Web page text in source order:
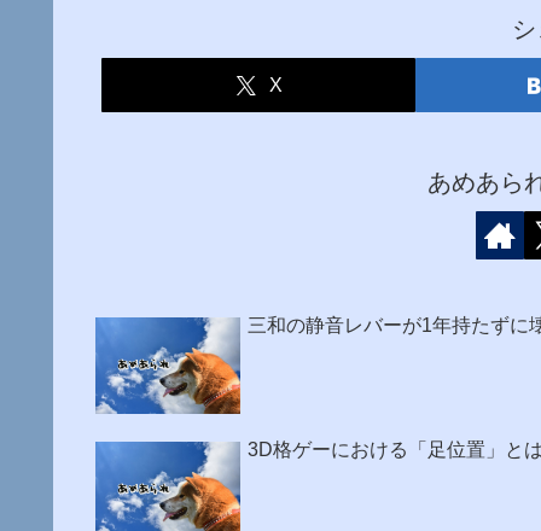
X
あめあら
三和の静音レバーが1年持たずに
3D格ゲーにおける「足位置」とは